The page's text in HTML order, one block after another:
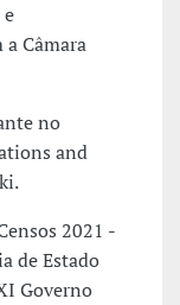
Câmara
no
and
2021 -
de Estado
Governo